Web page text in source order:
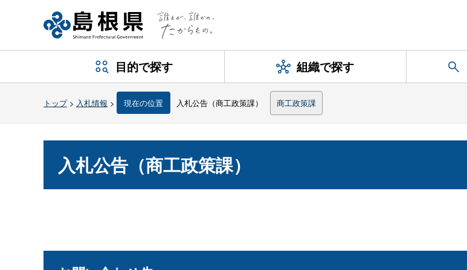
目的で探す 組織で探す
トップ> 入札情報 > 現在の位置 入札公告（商工政策課） 商工政策課
入札公告（商工政策課）